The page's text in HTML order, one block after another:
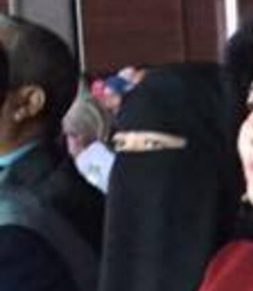
Skip
to